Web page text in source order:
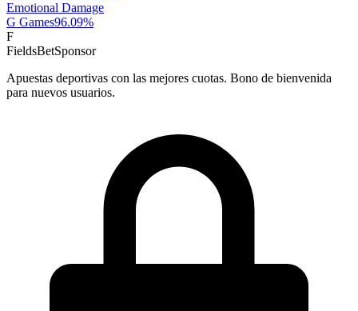
Emotional Damage
G Games96.09%
F
FieldsBetSponsor
Apuestas deportivas con las mejores cuotas. Bono de bienvenida
para nuevos usuarios.